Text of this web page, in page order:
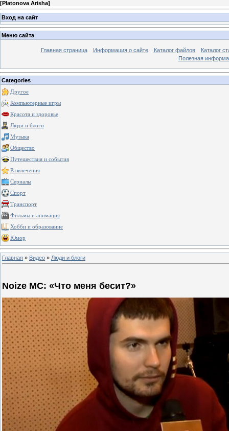
[Platonova Arisha]
Вход на сайт
Меню сайта
Главная страница Информация о сайте Каталог файлов
Каталог
Полезная
Categories
Другое
Компьютерные игры
Красота и здоровье
Люди и блоги
Музыка
Общество
Путешествия и события
Развлечения
Сериалы
Спорт
Транспорт
Фильмы и анимация
Хобби и образование
Юмор
Главная » Видео » Люди и блоги
Noize MC: «Что меня бесит?»